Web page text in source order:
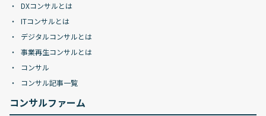
DXコンサルとは
ITコンサルとは
デジタルコンサルとは
事業再生コンサルとは
コンサル
コンサル記事一覧
コンサルファーム